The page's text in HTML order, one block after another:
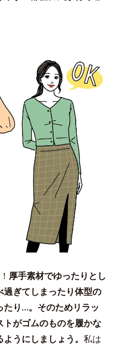
厚手素材でゆったりとし
ぎてしまったり体型の
たり…。そのためリラッ
がゴムのものを履かな
うにしましょう。 私は